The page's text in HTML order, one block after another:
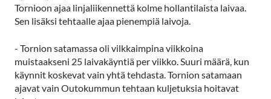
Tornioon ajaa linjaliikennettä kolme hollantilaista laivaa.
Sen lisäksi tehtaalle ajaa pienempiä laivoja.
- Tornion satamassa oli vilkkaimpina viikkoina
muistaakseni 25 laivakäyntiä per viikko. Suuri määrä, kun
käynnit koskevat vain yhtä tehdasta. Tornion satamaan
ajavat vain Outokummun tehtaan kuljetuksia hoitavat